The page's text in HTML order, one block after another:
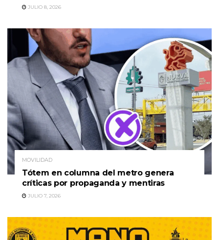
JULIO 8, 2026
MOVILIDAD
Tótem en columna del metro genera
críticas por propaganda y mentiras
JULIO 7, 2026